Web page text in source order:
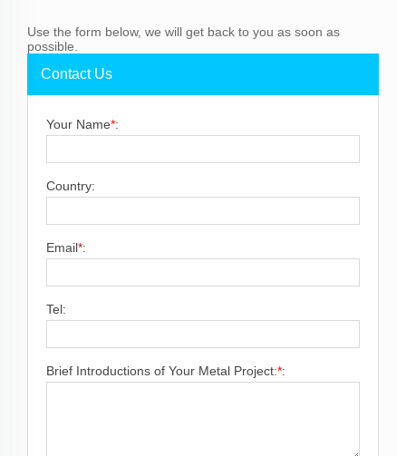
Use the form below, we will get back to you as soon as
possible.
Contact Us
Your Name*:
Country:
Email*:
Tel:
Brief Introductions of Your Metal Project:*: